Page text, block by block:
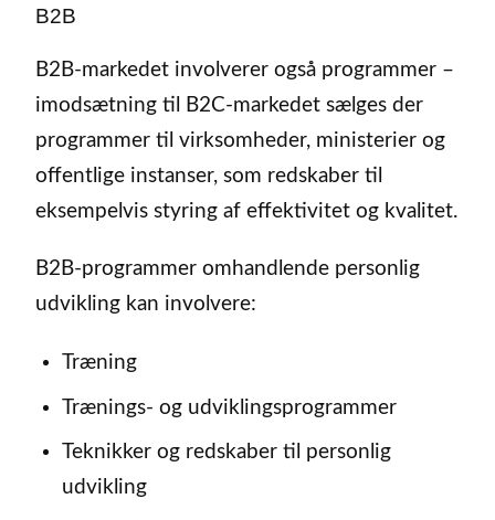
B2B
B2B-markedet involverer også programmer –
imodsætning til B2C-markedet sælges der
programmer til virksomheder, ministerier og
offentlige instanser, som redskaber til
eksempelvis styring af effektivitet og kvalitet.
B2B-programmer omhandlende personlig
udvikling kan involvere:
Træning
Trænings- og udviklingsprogrammer
Teknikker og redskaber til personlig
udvikling